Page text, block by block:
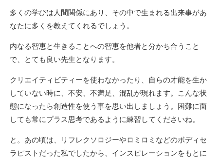
多くの学びは人間関係にあり、その中で生まれる出来事があ
なたに多くを教えてくれるでしょう。
内なる智恵と生きることへの智恵を他者と分かち合うこと
で、とても良い先生となります。
クリエイティビティーを使わなかったり、自らの才能を生か
していない時に、不安、不満足、混乱が現れます。こんな状
態になったら創造性を使う事を思い出しましょう。困難に面
しても常にプラス思考であるように練習してくださいね。
と。あの頃は、リフレクソロジーやロミロミなどのボディセ
ラピストだった私でしたから、インスピレーションをもとに